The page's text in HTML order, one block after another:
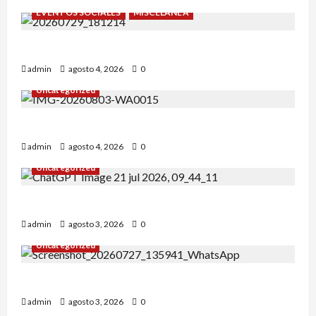
EVENTOS SOCIALES MISCELÁNEA
admin agosto 4, 2026
0
Uncategorized
admin agosto 4, 2026
0
Uncategorized
admin agosto 3, 2026
0
Uncategorized
admin agosto 3, 2026 0